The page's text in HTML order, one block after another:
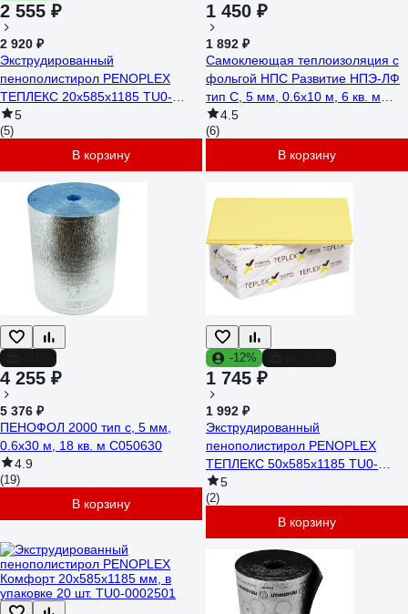
2 555 ₽
2 920 ₽
Экструдированный
пенополистирол PENOPLEX
ТЕПЛЕКС 20х585х1185 TU0-
0007488
5
(5)
В корзину
1 450 ₽
1 892 ₽
Самоклеющая теплоизоляция с
фольгой НПС Развитие НПЭ-ЛФ
тип С, 5 мм, 0.6x10 м, 6 кв. м
4620018381807
4.5
(6)
В корзину
4 255 ₽
5 376 ₽
ПЕНОФОЛ 2000 тип с, 5 мм,
0.6х30 м, 18 кв. м С050630
4.9
(19)
В корзину
-12%
1 745 ₽
1 992 ₽
Экструдированный
пенополистирол PENOPLEX
ТЕПЛЕКС 50х585х1185 TU0-
0004537
5
(2)
В корзину